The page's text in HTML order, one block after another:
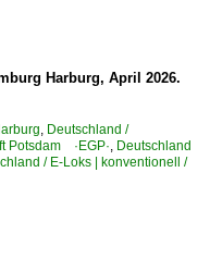
Harburg, April 2026.
, Deutschland /
Potsdam ·EGP·, Deutschland
/ E-Loks | konventionell /